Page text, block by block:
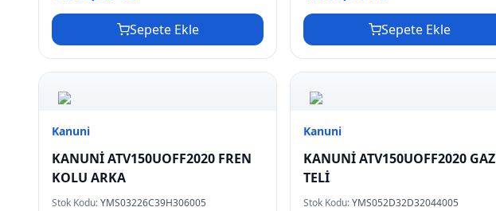
Sepete Ekle Sepete Ekle
Kanuni
KANUNİ ATV150UOFF2020 FREN
KOLU ARKA
Stok Kodu:YMS03226C39H306005
Kanuni
KANUNİ ATV150UOFF2020 GAZ
TELİ
Stok Kodu:YMS052D32D32044005